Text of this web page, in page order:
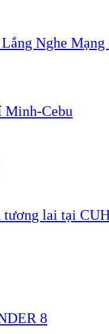
Nghe
Minh-Cebu
tương lai tại
8